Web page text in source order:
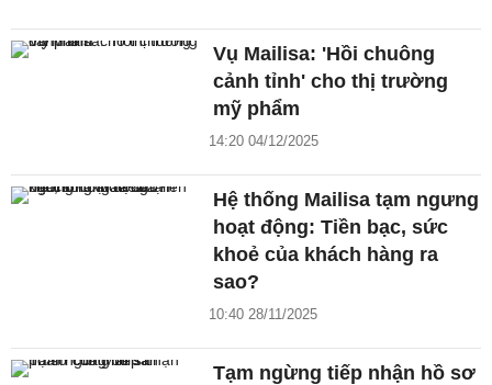
Vụ Mailisa: 'Hồi chuông
cảnh tỉnh' cho thị trường
mỹ phẩm
14:20 04/12/2025
Hệ thống Mailisa tạm ngưng
hoạt động: Tiền bạc, sức
khoẻ của khách hàng ra
sao?
10:40 28/11/2025
Tạm ngừng tiếp nhận hồ sơ